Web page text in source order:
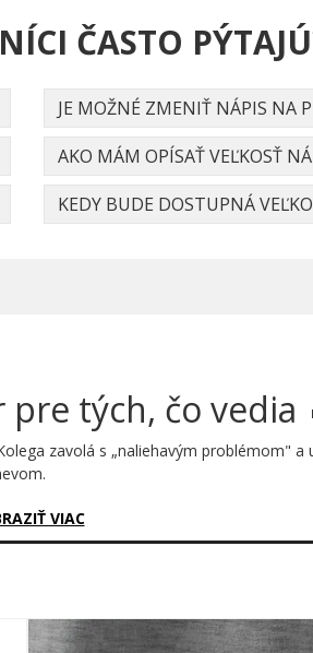
ČASTO
JE MOŽNÉ ZMENIŤ NÁPIS NA
AKO MÁM OPÍSAŤ VEĽKOSŤ
KEDY BUDE DOSTUPNÁ
tých, čo vedia
zavolá s „naliehavým problémom"
známu dvojicu písmen, za ktorou sa
Písmená I a T sú zvýraznené v
VIAC